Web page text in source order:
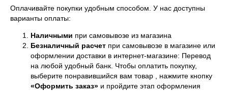
Оплачивайте покупки удобным способом. У нас доступны
варианты оплаты:
Наличными при самовывозе из магазина
Безналичный расчет при самовывозе в магазине или
оформлении доставки в интернет-магазине: Перевод
на любой удобный банк. Чтобы оплатить покупку,
выберите понравившийся вам товар , нажмите кнопку
«Оформить заказ» и пройдите этап оформления